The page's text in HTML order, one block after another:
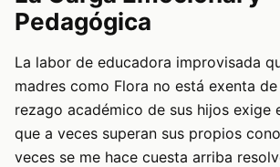
Pedagógica
La labor de educadora improvisada
madres como Flora no está exenta
rezago académico de sus hijos exige
que a veces superan sus propios
veces se me hace cuesta arriba